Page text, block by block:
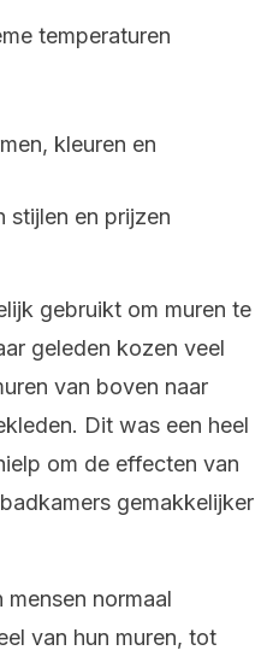
temperaturen
kleuren en
stijlen en prijzen
gebruikt om muren te
geleden kozen veel
van boven naar
Dit was een heel
om de effecten van
gemakkelijker
normaal
van hun muren, tot